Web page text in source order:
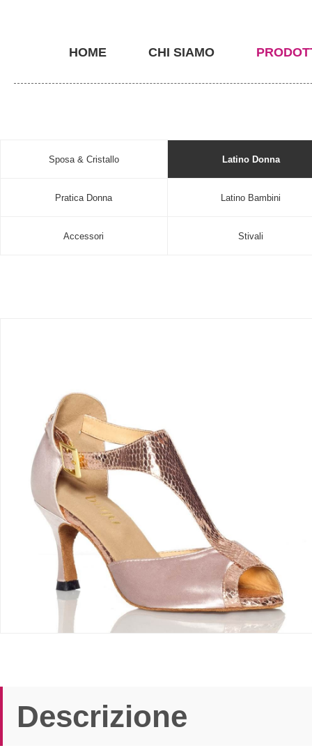
HOME CHI SIAMO
Sposa & Cristallo Latino Donna
Pratica Donna Latino Bambini
Accessori Stivali
Descrizione